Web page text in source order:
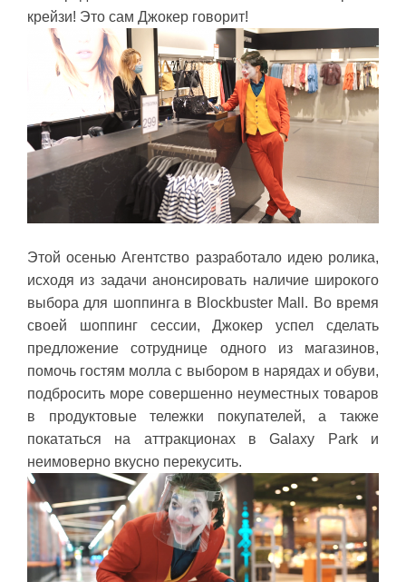
крейзи! Это сам Джокер говорит!
Этой осенью Агентство разработало идею ролика,
исходя из задачи анонсировать наличие широкого
выбора для шоппинга в Blockbuster Mall. Во время
своей шоппинг сессии, Джокер успел сделать
предложение сотруднице одного из магазинов,
помочь гостям молла с выбором в нарядах и обуви,
подбросить море совершенно неуместных товаров
в продуктовые тележки покупателей, а также
покататься на аттракционах в Galaxy Park и
неимоверно вкусно перекусить.